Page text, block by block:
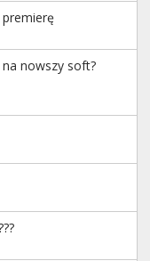
nowszy soft?